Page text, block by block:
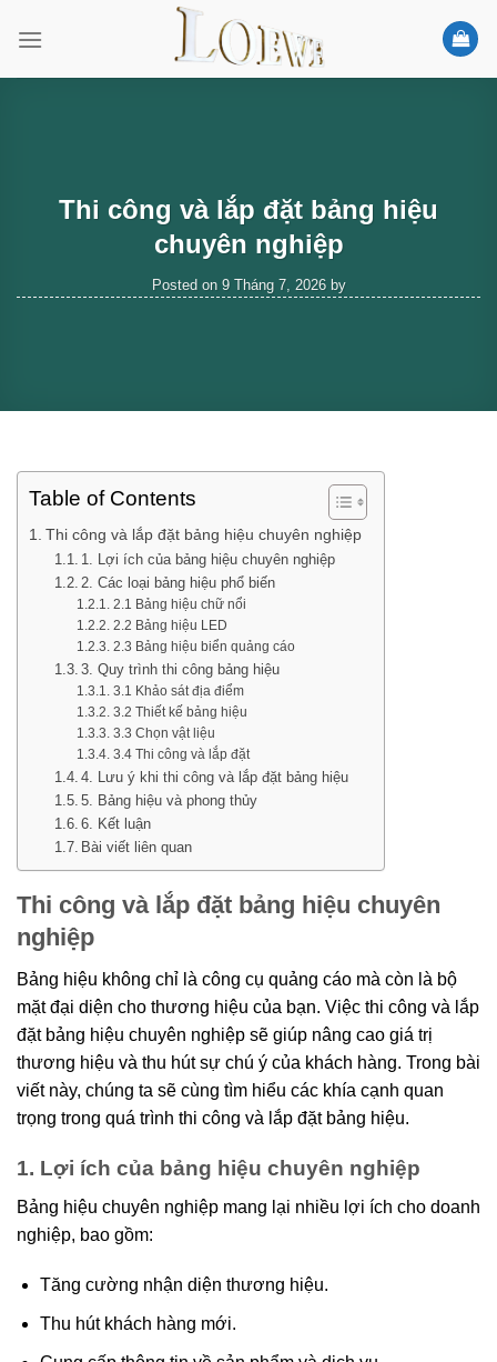
Thi công và lắp đặt bảng hiệu
chuyên nghiệp
Posted on 9 Tháng 7, 2026by
Table of Contents
Thi công và lắp đặt bảng hiệu chuyên nghiệp
1. Lợi ích của bảng hiệu chuyên nghiệp
2. Các loại bảng hiệu phổ biến
2.1 Bảng hiệu chữ nổi
2.2 Bảng hiệu LED
2.3 Bảng hiệu biển quảng cáo
3. Quy trình thi công bảng hiệu
3.1 Khảo sát địa điểm
3.2 Thiết kế bảng hiệu
3.3 Chọn vật liệu
3.4 Thi công và lắp đặt
4. Lưu ý khi thi công và lắp đặt bảng hiệu
5. Bảng hiệu và phong thủy
6. Kết luận
Bài viết liên quan
Thi công và lắp đặt bảng hiệu chuyên
nghiệp
Bảng hiệu không chỉ là công cụ quảng cáo mà còn là bộ
mặt đại diện cho thương hiệu của bạn. Việc thi công và lắp
đặt bảng hiệu chuyên nghiệp sẽ giúp nâng cao giá trị
thương hiệu và thu hút sự chú ý của khách hàng. Trong bài
viết này, chúng ta sẽ cùng tìm hiểu các khía cạnh quan
trọng trong quá trình thi công và lắp đặt bảng hiệu.
1. Lợi ích của bảng hiệu chuyên nghiệp
Bảng hiệu chuyên nghiệp mang lại nhiều lợi ích cho doanh
nghiệp, bao gồm:
Tăng cường nhận diện thương hiệu.
Thu hút khách hàng mới.